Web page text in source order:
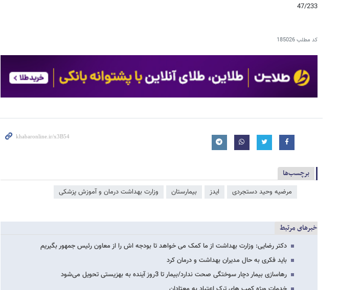
47/233
کد مطلب185026
برچسب‌ها
مرضیه وحید دستجردی ایدز بیمارستان وزارت بهداشت درمان و آموزش پزشکی
خبرهای مرتبط
دکتر رضایی: وزارت بهداشت از ما کمک می خواهد تا بودجه اش را از معاون رئیس جمهور بگیریم
باید فکری به حال مدیران بهداشت و درمان کرد
رهاسازی بیمار دچار سوختگی صحت ندارد/بیمار تا 3روز آینده به بهزیستی تحویل می‌شود